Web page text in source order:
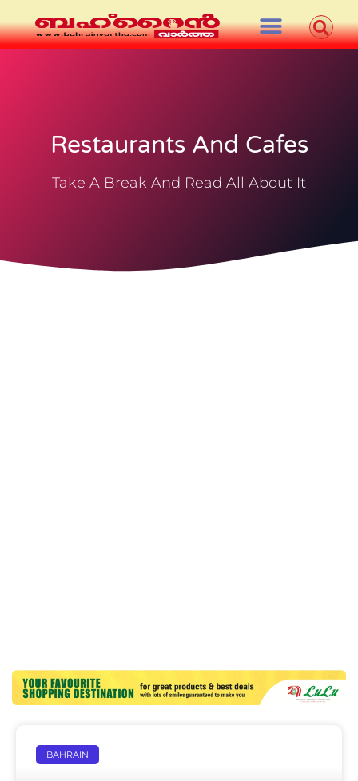
Restaurants And Cafes
Take A Break And Read All About It
BAHRAIN